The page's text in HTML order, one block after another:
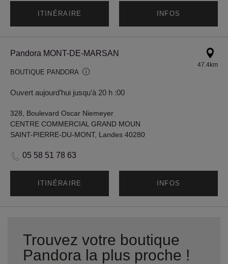
ITINÉRAIRE INFOS
Pandora MONT-DE-MARSAN
BOUTIQUE PANDORA
Ouvert aujourd’hui jusqu’à 20 h :00
47.4km
328, Boulevard Oscar Niemeyer
CENTRE COMMERCIAL GRAND MOUN
SAINT-PIERRE-DU-MONT, Landes 40280
05 58 51 78 63
ITINÉRAIRE INFOS
Trouvez votre boutique
Pandora la plus proche !